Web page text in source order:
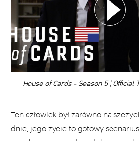
00:00
House of Cards - Season 5 | Official
Ten człowiek był zarówno na
dnie, jego życie to gotowy